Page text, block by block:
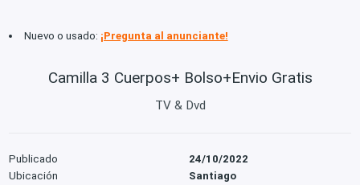
Nuevo o usado: ¡Pregunta al anunciante!
Camilla 3 Cuerpos+ Bolso+Envio Gratis
TV & Dvd
Publicado
24/10/2022
Ubicación
Santiago